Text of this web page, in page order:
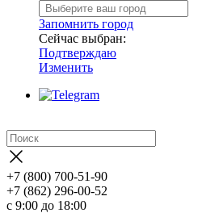
Запомнить город
Сейчас выбран:
Подтверждаю
Изменить
+7 (800) 700-51-90
+7 (862) 296-00-52
с 9:00 до 18:00